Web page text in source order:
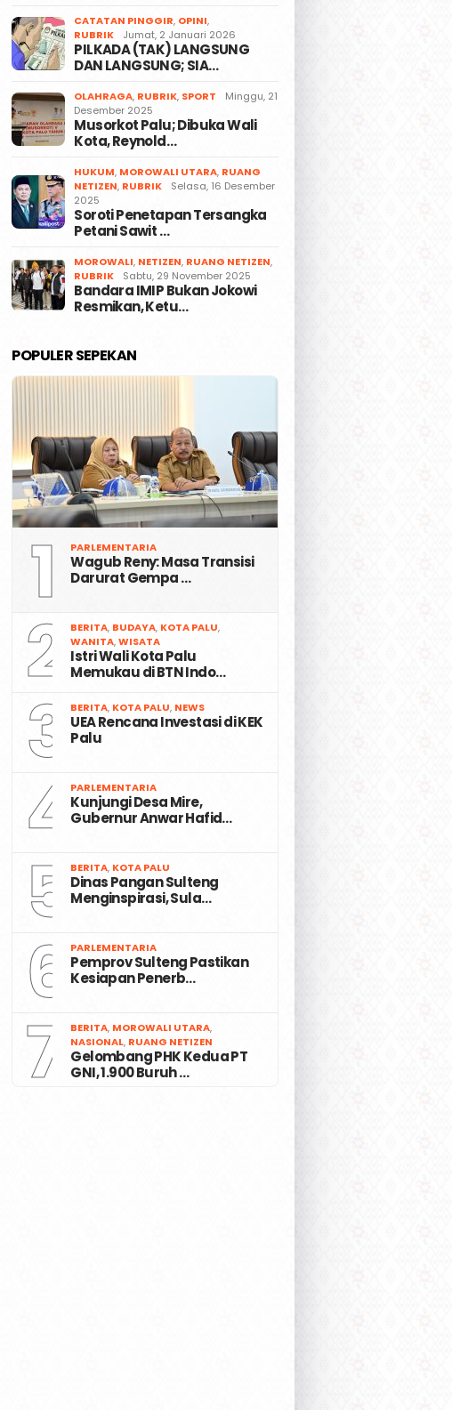
CATATAN PINGGIR, OPINI,
RUBRIK
Jumat, 2 Januari 2026
PILKADA (TAK) LANGSUNG
DAN LANGSUNG; SIA…
OLAHRAGA, RUBRIK, SPORT
Minggu, 21
Desember 2025
Musorkot Palu; Dibuka Wali
Kota, Reynold…
HUKUM, MOROWALI UTARA, RUANG
NETIZEN, RUBRIK
Selasa, 16 Desember
2025
Soroti Penetapan Tersangka
Petani Sawit …
MOROWALI, NETIZEN, RUANG NETIZEN,
RUBRIK
Sabtu, 29 November 2025
Bandara IMIP Bukan Jokowi
Resmikan, Ketu…
POPULER SEPEKAN
1 PARLEMENTARIA
Wagub Reny: Masa Transisi
Darurat Gempa …
2 BERITA, BUDAYA, KOTA PALU,
WANITA,WISATA
Istri Wali Kota Palu
Memukau di BTN Indo…
3 BERITA, KOTA PALU, NEWS
UEA Rencana Investasi di KEK
Palu
4 PARLEMENTARIA
Kunjungi Desa Mire,
Gubernur Anwar Hafid…
5 BERITA, KOTA PALU
Dinas Pangan Sulteng
Menginspirasi, Sula…
6 PARLEMENTARIA
Pemprov Sulteng Pastikan
Kesiapan Penerb…
7 BERITA, MOROWALI UTARA,
NASIONAL, RUANG NETIZEN
Gelombang PHK Kedua PT
GNI, 1.900 Buruh …